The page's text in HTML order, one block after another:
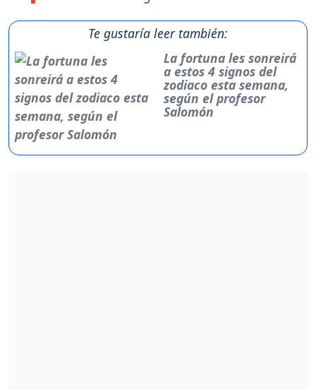
Te gustaría leer también:
La fortuna les sonreirá
a estos 4 signos del
zodiaco esta semana,
según el profesor
Salomón